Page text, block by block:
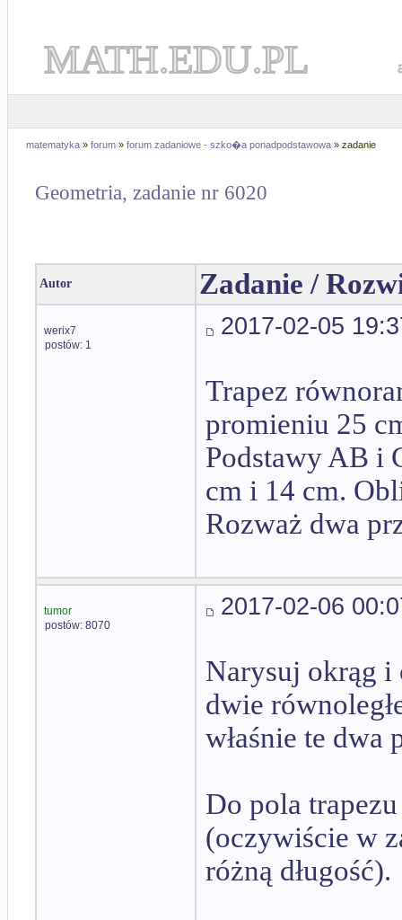
MATH.EDU.PL
matematyka » forum » forum zadaniowe - szko�a ponadpodstawowa » zadanie
Geometria, zadanie nr 6020
Autor Zadanie /
werix7
postów: 1
2017-02-05
Trapez
promieniu 25
Podstawy AB i
cm i 14 cm.
Rozważ dwa
tumor
postów: 8070
2017-02-06
Narysuj okrąg i
dwie
właśnie te dwa
Do pola
(oczywiście w
różną długość).